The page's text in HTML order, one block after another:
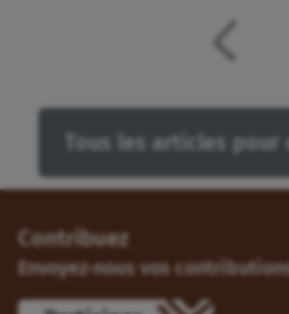
Tous les articles
Contribuez
Envoyez-nous vos